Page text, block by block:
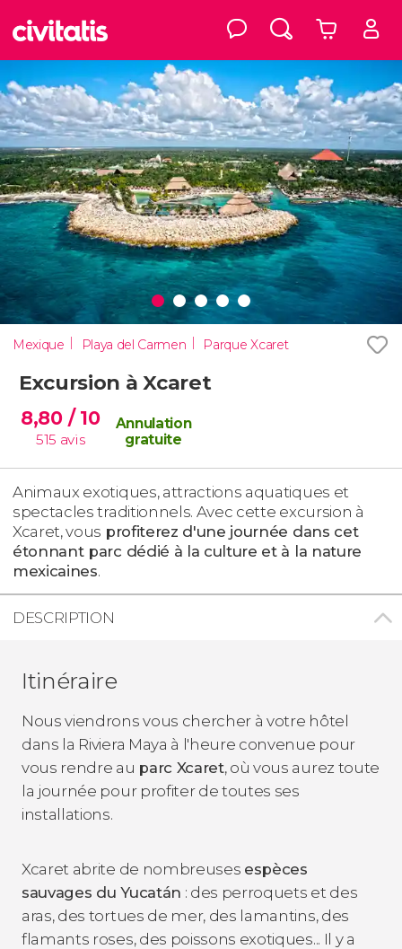
Mexique Playa del Carmen Parque Xcaret
Excursion à Xcaret
8,80 / 10
515 avis
Annulation
gratuite
Animaux exotiques, attractions aquatiques et
spectacles traditionnels. Avec cette excursion à
Xcaret, vous profiterez d'une journée dans cet
étonnant parc dédié à la culture et à la nature
mexicaines.
DESCRIPTION
Itinéraire
Nous viendrons vous chercher à votre hôtel
dans la Riviera Maya à l'heure convenue pour
vous rendre au parc Xcaret, où vous aurez toute
la journée pour profiter de toutes ses
installations.
Xcaret abrite de nombreuses espèces
sauvages du Yucatán : des perroquets et des
aras, des tortues de mer, des lamantins, des
flamants roses, des poissons exotiques... Il y a